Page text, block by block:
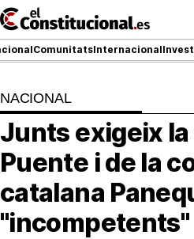
Ir
al
contenido
ComunitatsInternacional
NACIONAL
COMUNITATS
ElConstitucional TV
MésQueTele
NACIONAL
Junts exigeix
Puente i de la
catalana
"incompetents"